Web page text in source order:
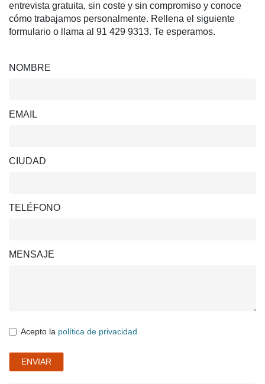
entrevista gratuita, sin coste y sin compromiso y conoce
cómo trabajamos personalmente. Rellena el siguiente
formulario o llama al 91 429 9313. Te esperamos.
NOMBRE
EMAIL
CIUDAD
TELÉFONO
MENSAJE
Acepto la política de privacidad
ENVIAR